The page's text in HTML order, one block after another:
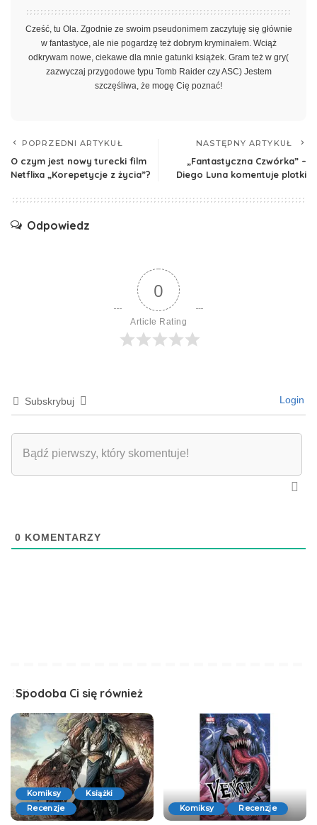
Cześć, tu Ola. Zgodnie ze swoim pseudonimem zaczytuję się głównie
w fantastyce, ale nie pogardzę też dobrym kryminałem. Wciąż
odkrywam nowe, ciekawe dla mnie gatunki książek. Gram też w gry(
zazwyczaj przygodowe typu Tomb Raider czy ASC) Jestem
szczęśliwa, że mogę Cię poznać!
POPRZEDNI ARTYKUŁ
O czym jest nowy turecki film
Netflixa „Korepetycje z życia”?
NASTĘPNY ARTYKUŁ
„Fantastyczna Czwórka” –
Diego Luna komentuje plotki
Odpowiedz
0
Article Rating
Subskrybuj Login
0 KOMENTARZY
Spodoba Ci się również
Komiksy
Książki
Recenzje
Komiksy Recenzje